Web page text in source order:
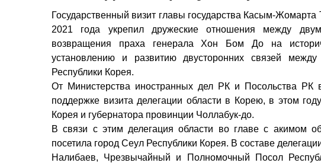
Государственный визит главы государства Касым-Жомарта
2021 года укрепил дружеские отношения между
возвращения праха генерала Хон Бом До на
установлению и развитию двусторонних связей
Республики Корея.
От Министерства иностранных дел РК и Посольства РК
поддержке визита делегации области в Корею, в этом
Корея и губернатора провинции Чоллабук-до.
В связи с этим делегация области во главе с акимом
посетила город Сеул Республики Корея. В составе
Налибаев, Чрезвычайный и Полномочный Посол